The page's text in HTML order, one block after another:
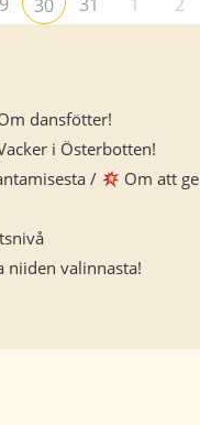
30
dansfötter!
i Österbotten!
/
Om att ge
niiden valinnasta!